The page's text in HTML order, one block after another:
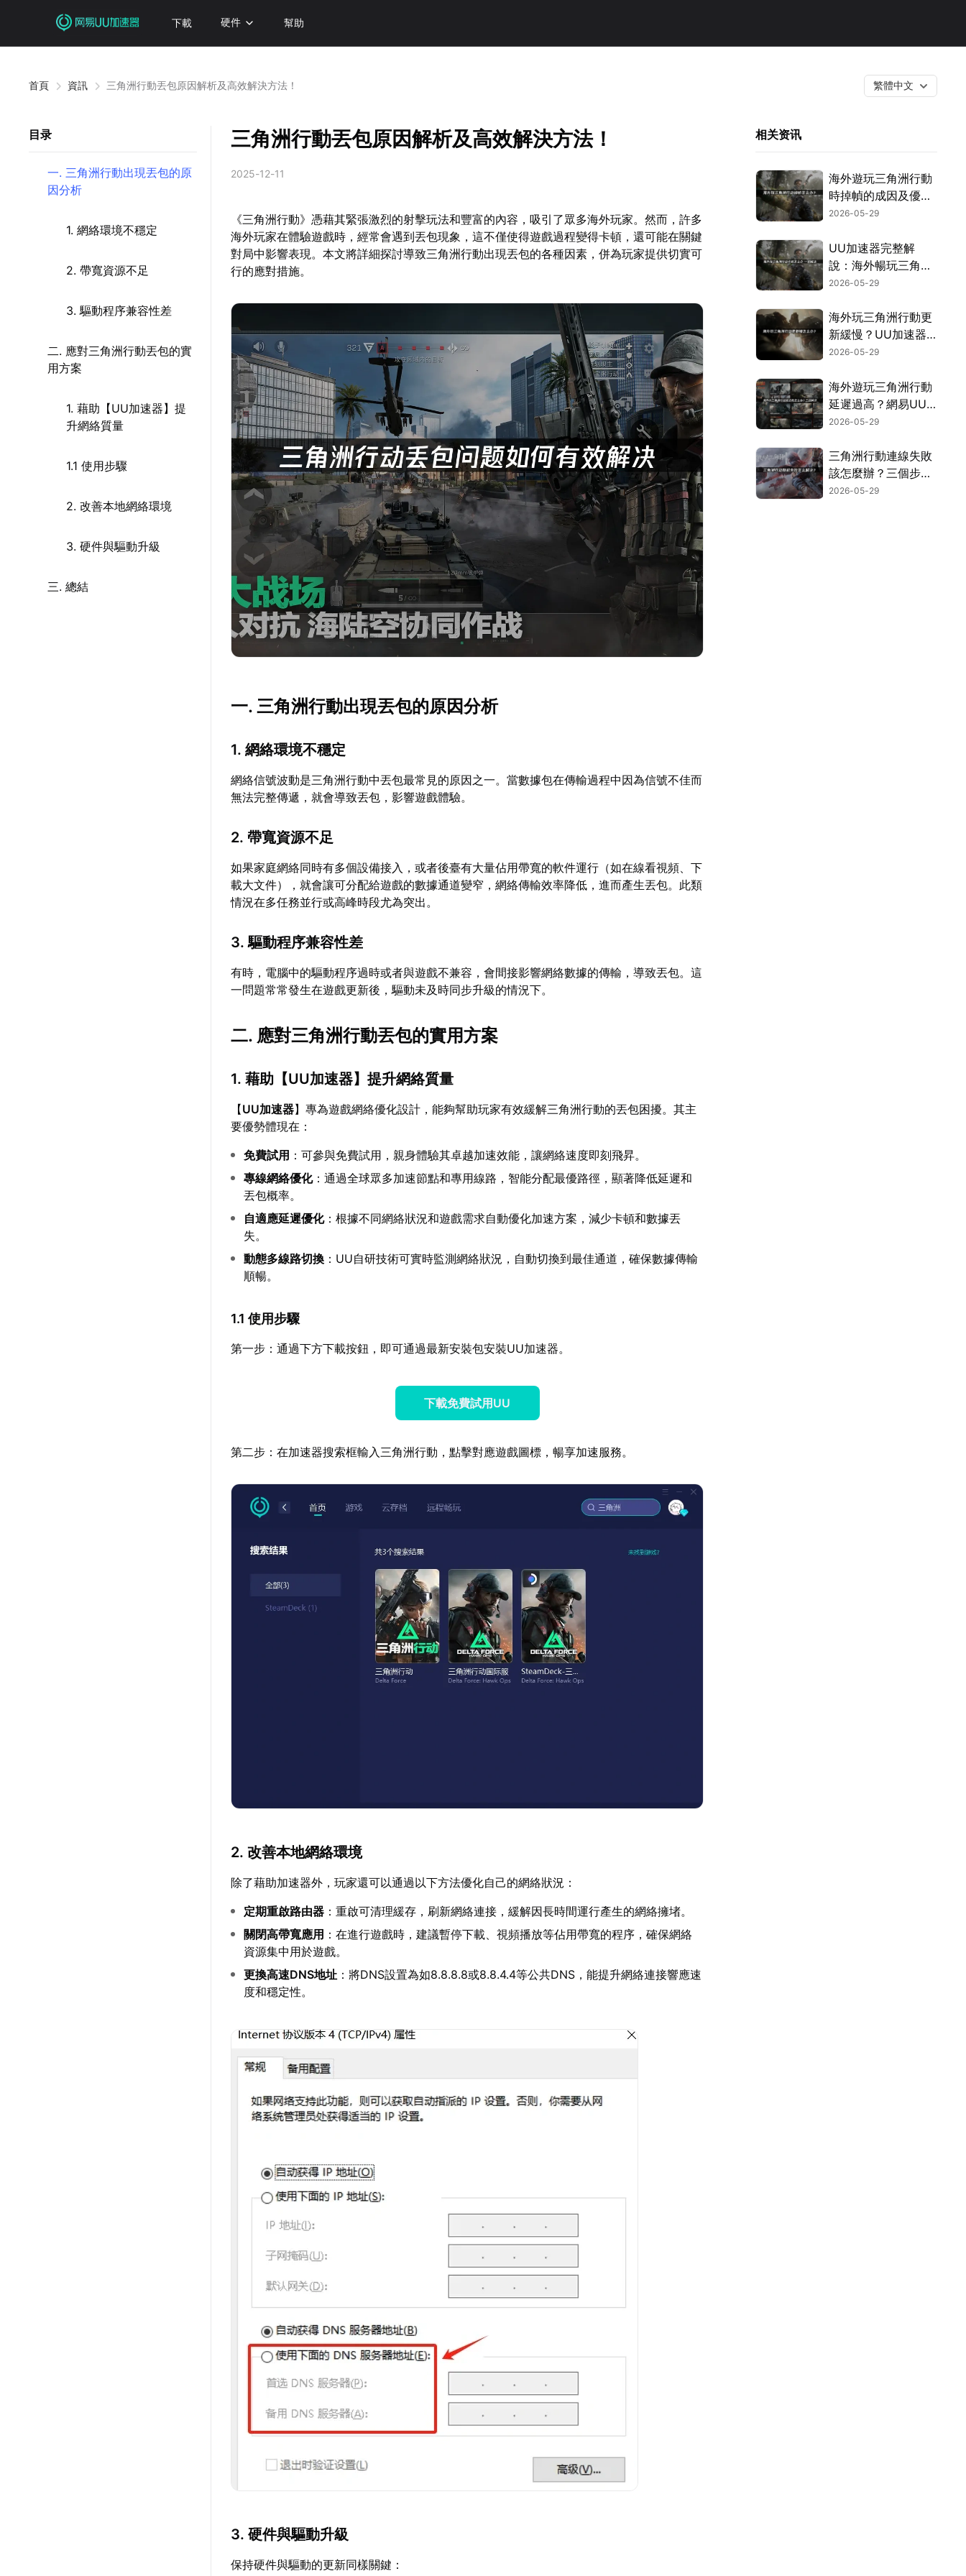
下載 硬件 幫助
首頁 資訊 三角洲行動丟包原因解析及高效解決方法！ 繁體中文
目录
一. 三角洲行動出現丟包的原
因分析
1. 網絡環境不穩定
2. 帶寬資源不足
3. 驅動程序兼容性差
二. 應對三角洲行動丟包的實
用方案
1. 藉助【UU加速器】提
升網絡質量
1.1 使用步驟
2. 改善本地網絡環境
3. 硬件與驅動升級
三. 總結
三角洲行動丟包原因解析及高效解決方法！
2025-12-11
《三角洲行動》憑藉其緊張激烈的射擊玩法和豐富的內容，吸引了眾多海外玩家。然而，許多
海外玩家在體驗遊戲時，經常會遇到丟包現象，這不僅使得遊戲過程變得卡頓，還可能在關鍵
對局中影響表現。本文將詳細探討導致三角洲行動出現丟包的各種因素，併為玩家提供切實可
行的應對措施。
一. 三角洲行動出現丟包的原因分析
1. 網絡環境不穩定
網絡信號波動是三角洲行動中丟包最常見的原因之一。當數據包在傳輸過程中因為信號不佳而
無法完整傳遞，就會導致丟包，影響遊戲體驗。
2. 帶寬資源不足
如果家庭網絡同時有多個設備接入，或者後臺有大量佔用帶寬的軟件運行（如在線看視頻、下
載大文件），就會讓可分配給遊戲的數據通道變窄，網絡傳輸效率降低，進而產生丟包。此類
情況在多任務並行或高峰時段尤為突出。
3. 驅動程序兼容性差
有時，電腦中的驅動程序過時或者與遊戲不兼容，會間接影響網絡數據的傳輸，導致丟包。這
一問題常常發生在遊戲更新後，驅動未及時同步升級的情況下。
二. 應對三角洲行動丟包的實用方案
1. 藉助【UU加速器】提升網絡質量
【UU加速器】專為遊戲網絡優化設計，能夠幫助玩家有效緩解三角洲行動的丟包困擾。其主
要優勢體現在：
免費試用 ：可參與免費試用，親身體驗其卓越加速效能，讓網絡速度即刻飛昇。
專線網絡優化：通過全球眾多加速節點和專用線路，智能分配最優路徑，顯著降低延遲和
丟包概率。
自適應延遲優化：根據不同網絡狀況和遊戲需求自動優化加速方案，減少卡頓和數據丟
失。
動態多線路切換 ：UU自研技術可實時監測網絡狀況，自動切換到最佳通道，確保數據傳輸
順暢。
1.1 使用步驟
第一步：通過下方下載按鈕，即可通過最新安裝包安裝UU加速器。
下載免費試用UU
第二步：在加速器搜索框輸入三角洲行動，點擊對應遊戲圖標，暢享加速服務。
2. 改善本地網絡環境
除了藉助加速器外，玩家還可以通過以下方法優化自己的網絡狀況：
定期重啟路由器 ：重啟可清理緩存，刷新網絡連接，緩解因長時間運行產生的網絡擁堵。
關閉高帶寬應用 ：在進行遊戲時，建議暫停下載、視頻播放等佔用帶寬的程序，確保網絡
資源集中用於遊戲。
更換高速DNS地址 ：將DNS設置為如8.8.8.8或8.8.4.4等公共DNS，能提升網絡連接響應速
度和穩定性。
3. 硬件與驅動升級
保持硬件與驅動的更新同樣關鍵：
相关资讯
海外遊玩三角洲行動
時掉幀的成因及優化
方式完整剖析！
2026-05-29
UU加速器完整解
說：海外暢玩三角洲
行動告別卡頓！
2026-05-29
海外玩三角洲行動更
新緩慢？UU加速器
實測有效解決！
2026-05-29
海外遊玩三角洲行動
延遲過高？網易UU
加速器穩定加速攻
2026-05-29
三角洲行動連線失敗
該怎麼辦？三個步驟
搞定組隊卡頓問題！
2026-05-29